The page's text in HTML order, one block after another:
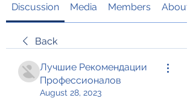
Discussion Media Members About
Back
Лучшие Рекомендации
Профессионалов
August 28, 2023